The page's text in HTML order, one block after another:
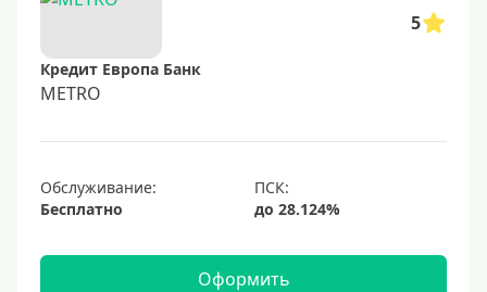
500000 руб
600000 руб
700000 руб
С большим лимитом
Безлимитные
5
Кредит Европа Банк
METRO
Обслуживание:
Бесплатно
Оформить